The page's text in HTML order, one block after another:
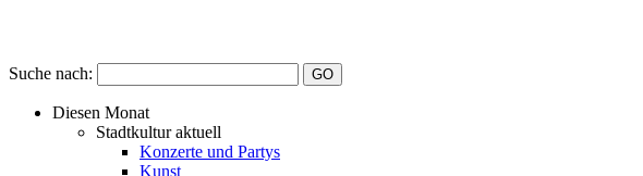
Suche nach:
Diesen Monat
Stadtkultur aktuell
Konzerte und Partys
Kunst